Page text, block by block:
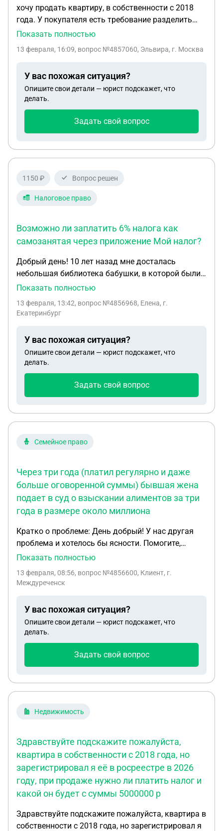
хочу продать квартиру, в собственности с 2018
года. У покупателя есть требование разделить
квартиру на три комнаты. Сделка по продаже
после раздела квартиры на три комнаты и
объекты (комнаты) тремя договорами купли-
продажи. Процессом оформления занимается
Продавец, все затраты несет Покупатель. Вопрос,
квартиры или нет?
Показать полностью
13 февраля, 16:09, вопрос №4857060, Эльвира, г. Москва
У вас похожая ситуация?
Опишите свои детали — юрист подскажет, что
делать.
Задать свой вопрос
1150 ₽ Вопрос решен
Налоговое право
Возможно ли заплатить 6% налога как
самозанятая через приложение Мой налог?
Добрый день! 10 лет назад мне досталась
небольшая библиотека бабушки, в которой были
редкие книги, одна из которых представляет
(есть заключение эксперта). В наследстве это
подтверждающих, что у меня эти книги были в
собственности более 3-х лет. В декабре 2025 года
я продала некоторые книги автономной
некоммерческой организации по договору купли-
продажи за 1 млн 200 тыс. руб. Хотелось бы
как лучше это сделать. Дело в том, что я 1)
самозанятая. Если я буду платить как физлицо,
самозанятая через приложение Мой налог?
Показать полностью
13 февраля, 13:42, вопрос №4856968, Елена, г.
Екатеринбург
У вас похожая ситуация?
Опишите свои детали — юрист подскажет, что
делать.
Задать свой вопрос
Семейное право
Через три года (платил регулярно и даже
больше оговоренной суммы) бывшая жена
подает в суд о взыскании алиментов за три
года в размере около миллиона
Кратко о проблеме: День добрый! У нас другая
проблема и хотелось бы ясности. Помогите,
пожалуйста. Была устная договоренность об
замуж и сказала чтобы платил наличкой. Полгода
три года (платил регулярно и даже больше
оговоренной суммы) бывшая жена подает в суд о
взыскании алиментов за три года в размере
около миллиона. Меня в суд не приглашали, где
живу она знала и регулярно встречались, т к
Платить я, конечно, буду продолжать, но такую
то совет.
Показать полностью
13 февраля, 08:56, вопрос №4856600, Клиент, г.
Междуреченск
У вас похожая ситуация?
Опишите свои детали — юрист подскажет, что
делать.
Задать свой вопрос
Недвижимость
Здравствуйте подскажите пожалуйста,
квартира в собственности с 2018 года, но
зарегистрировал я её в росреестре в 2026
году, при продаже нужно ли платить налог и
какой он будет с суммы 5000000 р
Здравствуйте подскажите пожалуйста, квартира в
собственности с 2018 года, но зарегистрировал я